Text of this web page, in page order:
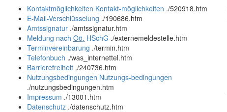
Kontaktmöglichkeiten Kontakt-möglichkeiten ./520918.htm
E-Mail-Verschlüsselung ./190686.htm
Amtssignatur ./amtssignatur.htm
Meldung nach Oö. HSchG ./externemeldestelle.htm
Terminvereinbarung ./termin.htm
Telefonbuch ./was_internettel.htm
Barrierefreiheit ./240736.htm
Nutzungsbedingungen Nutzungs-bedingungen
./nutzungsbedingungen.htm
Impressum ./13001.htm
Datenschutz ./datenschutz.htm